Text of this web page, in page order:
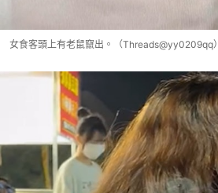
女食客頭上有老鼠竄出。（Threads@yy0209qq）